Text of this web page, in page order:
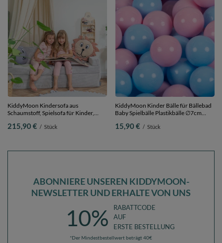
KiddyMoon Kindersofa aus
Schaumstoff, Spielsofa für Kinder,
Kindercouch, Faltmatratze, hellgrau,
215,90 € / Stück
KiddyMoon Kinder Bälle für Bällebad
Baby Spielbälle Plastikbälle ∅7cm
Bälle/7cm
15,90 € / Stück
ABONNIERE UNSEREN KIDDYMOON-
NEWSLETTER UND ERHALTE VON UNS
10%
RABATTCODE
AUF
ERSTE BESTELLUNG
*Der Mindestbestellwert beträgt 40€